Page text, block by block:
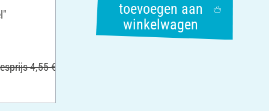
4,55 €
toevoegen aan
winkelwagen